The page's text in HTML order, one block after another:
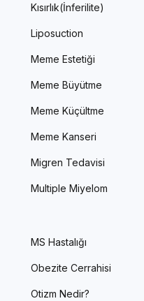
Kısırlık(İnferilite)
Liposuction
Meme Estetiği
Meme Büyütme
Meme Küçültme
Meme Kanseri
Migren Tedavisi
Multiple Miyelom
MS Hastalığı
Obezite Cerrahisi
Otizm Nedir?